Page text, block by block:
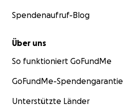
Spendenaufruf-Blog
Über uns
So funktioniert GoFundMe
GoFundMe-Spendengarantie
Unterstützte Länder